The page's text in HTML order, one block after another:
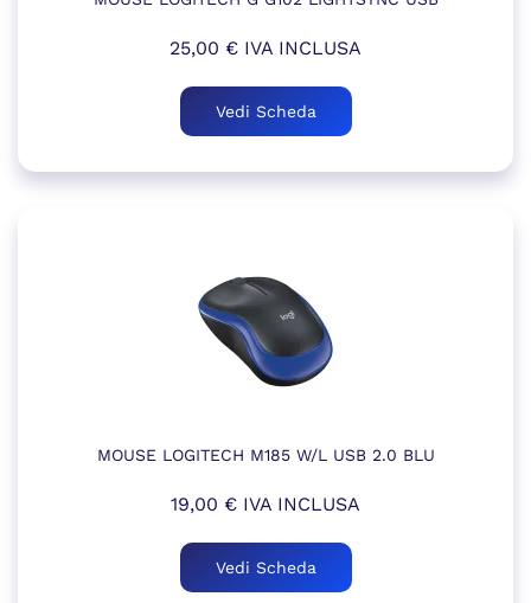
25,00 € IVA INCLUSA
Vedi Scheda
MOUSE LOGITECH M185 W/L USB 2.0 BLU
19,00 € IVA INCLUSA
Vedi Scheda